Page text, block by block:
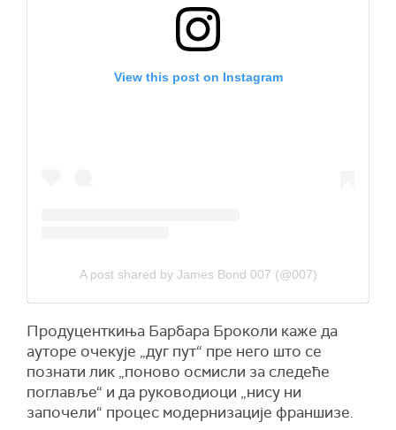
View this post on Instagram
A post shared by James Bond 007 (@007)
Продуценткиња Барбара Броколи каже да
ауторе очекује „дуг пут“ пре него што се
познати лик „поново осмисли за следеће
поглавље“ и да руководиоци „нису ни
започели“ процес модернизације франшизе.